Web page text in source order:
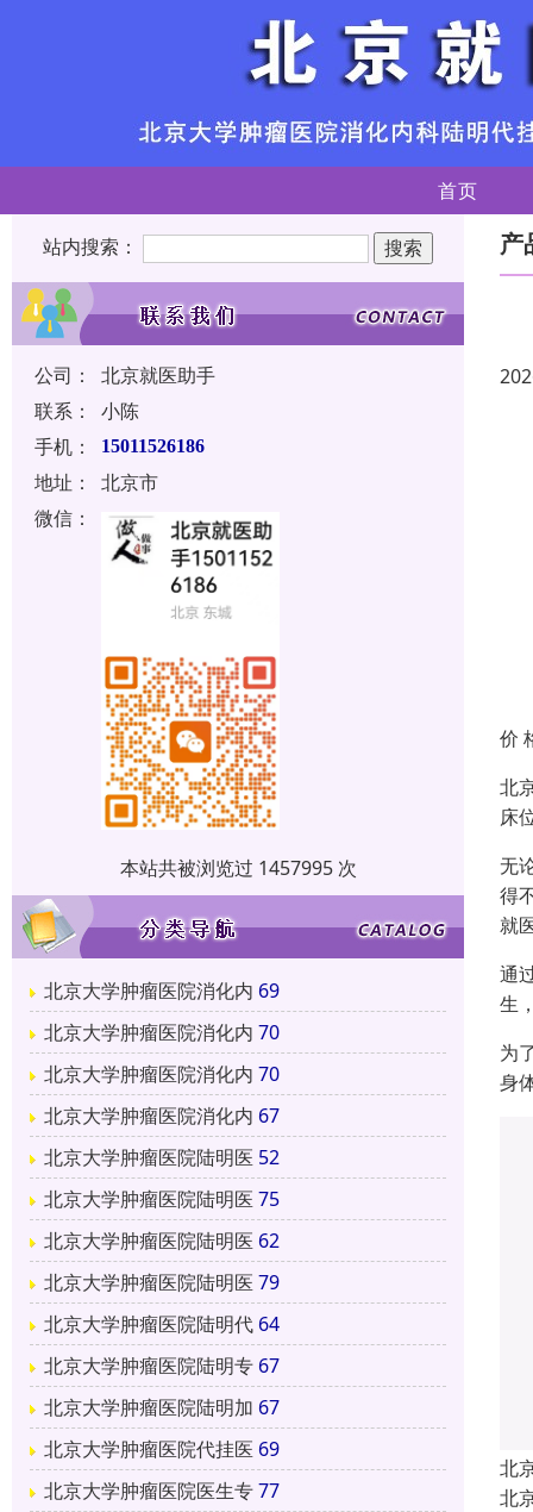
首页
站内搜索：
公司：
北京就医助手
联系：
小陈
手机：
15011526186
地址：
北京市
微信：
本站共被浏览过 1457995 次
北京大学肿瘤医院消化内 69
北京大学肿瘤医院消化内 70
北京大学肿瘤医院消化内 70
北京大学肿瘤医院消化内 67
北京大学肿瘤医院陆明医 52
北京大学肿瘤医院陆明医 75
北京大学肿瘤医院陆明医 62
北京大学肿瘤医院陆明医 79
北京大学肿瘤医院陆明代 64
北京大学肿瘤医院陆明专 67
北京大学肿瘤医院陆明加 67
北京大学肿瘤医院代挂医 69
北京大学肿瘤医院医生专77
产
价
北
床
无
得
就
通
生
为
身
北
北